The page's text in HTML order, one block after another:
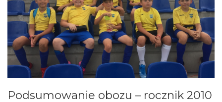
Podsumowanie obozu – rocznik 2010